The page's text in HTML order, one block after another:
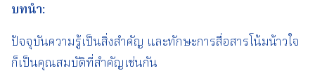
บทนำ:
ปัจจุบันความรู้เป็นสิ่งสำคัญ และทักษะการสื่อสารโน้มน้าวใจ
ก็เป็นคุณสมบัติที่สำคัญเช่นกัน